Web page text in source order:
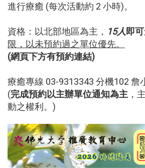
進行療癒 (每次活動約 2 小時)。
資格：以北部地區為主， 15人即
限，以未預約過之單位優先。
(網頁下方有預約連結)
療癒專線 03-9313343 分機102 詹
(完成預約以主辦單位通知為主 ，
動之權利。)